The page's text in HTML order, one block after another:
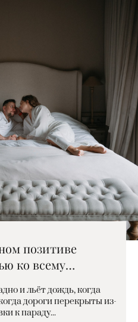
позитиве
ко всему…
и льёт дождь, когда
дороги перекрыты из-
к параду...